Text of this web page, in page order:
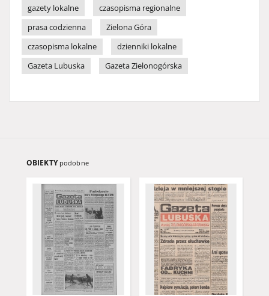
gazety lokalne
czasopisma regionalne
prasa codzienna
Zielona Góra
czasopisma lokalne
dzienniki lokalne
Gazeta Lubuska
Gazeta Zielonogórska
OBIEKTY podobne